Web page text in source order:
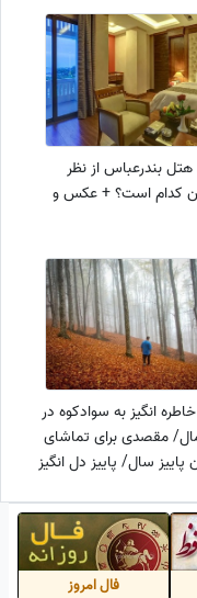
هتل بندرعباس از نظر
کدام است؟ + عکس و
انگیز به سوادکوه در
مقصدی برای تماشای
پاییز سال/ پاییز دل انگیز
فال امروز